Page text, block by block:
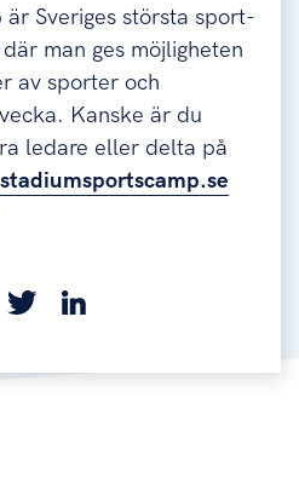
är Sveriges största sport-
man ges möjligheten
av sporter och
Kanske är du
ledare eller delta på